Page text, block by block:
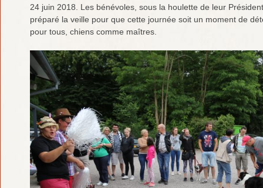
24 juin 2018. Les bénévoles, sous la houlette de leur
préparé la veille pour que cette journée soit un moment de
pour tous, chiens comme maîtres.